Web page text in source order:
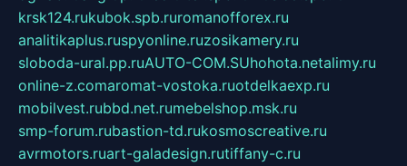
krsk124.rukubok.spb.ruromanofforex.ru
analitikaplus.ruspyonline.ruzosikamery.ru
sloboda-ural.pp.ruAUTO-COM.SUhohota.netalimy.ru
online-z.comaromat-vostoka.ruotdelkaexp.ru
mobilvest.rubbd.net.rumebelshop.msk.ru
smp-forum.rubastion-td.rukosmoscreative.ru
avrmotors.ruart-galadesign.rutiffany-c.ru